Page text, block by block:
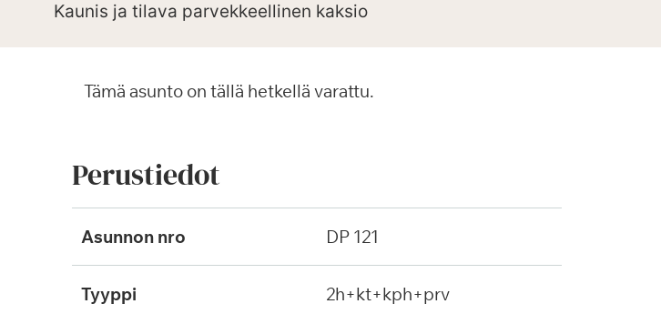
Kaunis ja tilava parvekkeellinen kaksio
Tämä asunto on tällä hetkellä varattu.
Perustiedot
Asunnon nro DP 121
Tyyppi 2h+kt+kph+prv